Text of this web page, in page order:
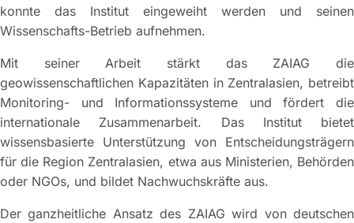
konnte das Institut eingeweiht werden und seinen
Wissenschafts-Betrieb aufnehmen.
Mit seiner Arbeit stärkt das ZAIAG die
geowissenschaftlichen Kapazitäten in Zentralasien, betreibt
Monitoring- und Informationssysteme und fördert die
internationale Zusammenarbeit. Das Institut bietet
wissensbasierte Unterstützung von Entscheidungsträgern
für die Region Zentralasien, etwa aus Ministerien, Behörden
oder NGOs, und bildet Nachwuchskräfte aus.
Der ganzheitliche Ansatz des ZAIAG wird von deutschen